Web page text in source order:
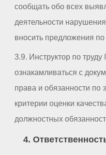
сообщать обо всех
деятельности
вносить предложения
3.9. Инструктор по труду
ознакамливаться с
права и обязанности по
критерии оценки
должностных
4.